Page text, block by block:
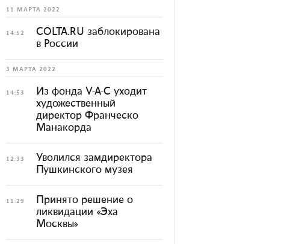
11 МАРТА 2022
14:52
COLTA.RU заблокирована
в России
3 МАРТА 2022
14:53
Из фонда V-A-C уходит
художественный
директор Франческо
Манакорда
12:33
Уволился замдиректора
Пушкинского музея
11:29
Принято решение о
ликвидации «Эха
Москвы»